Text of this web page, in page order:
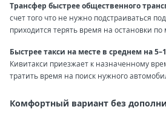
Трансфер быстрее общественного
счет того что не нужно подстраиваться
приходится терять время на остановки
Быстрее такси на месте в среднем на
Кивитакси приезжает к назначенному
тратить время на поиск нужного
Комфортный вариант без